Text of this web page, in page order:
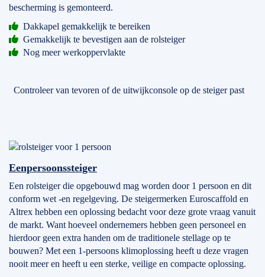
bescherming is gemonteerd.
Dakkapel gemakkelijk te bereiken
Gemakkelijk te bevestigen aan de rolsteiger
Nog meer werkoppervlakte
Controleer van tevoren of de uitwijkconsole op de steiger past
Eenpersoonssteiger
Een rolsteiger die opgebouwd mag worden door 1 persoon en dit
conform wet -en regelgeving. De steigermerken Euroscaffold en
Altrex hebben een oplossing bedacht voor deze grote vraag vanuit
de markt. Want hoeveel ondernemers hebben geen personeel en
hierdoor geen extra handen om de traditionele stellage op te
bouwen? Met een 1-persoons klimoplossing heeft u deze vragen
nooit meer en heeft u een sterke, veilige en compacte oplossing.